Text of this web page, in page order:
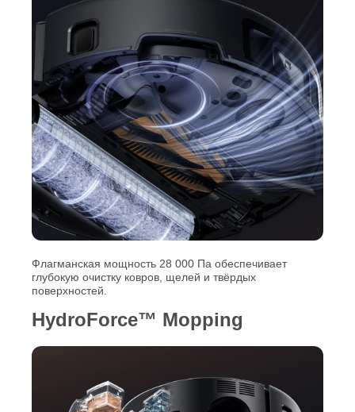
Флагманская мощность 28 000 Па обеспечивает
глубокую очистку ковров, щелей и твёрдых
поверхностей.
HydroForce™ Mopping